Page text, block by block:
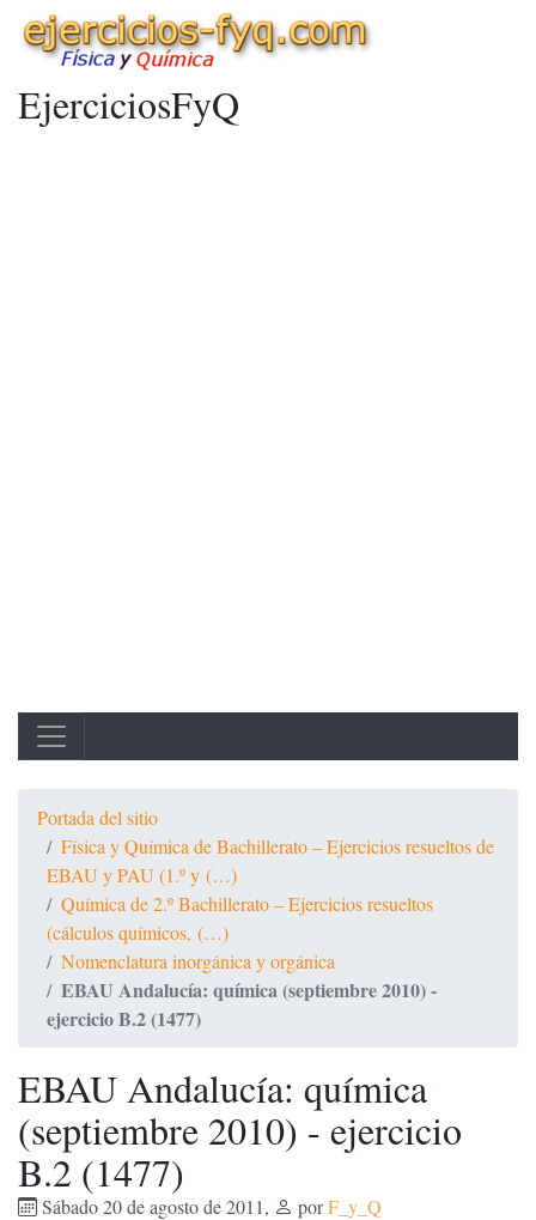
EjerciciosFyQ
Portada del sitio
Física y Química de Bachillerato – Ejercicios resueltos de
EBAU y PAU (1.º y (…)
Química de 2.º Bachillerato – Ejercicios resueltos
(cálculos químicos, (…)
Nomenclatura inorgánica y orgánica
EBAU Andalucía: química (septiembre 2010) -
ejercicio B.2 (1477)
EBAU Andalucía: química
(septiembre 2010) - ejercicio
B.2 (1477)
Sábado 20 de agosto de 2011, porF_y_Q